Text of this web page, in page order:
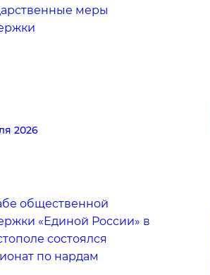
меры
2026
общественной
«Единой России» в
состоялся
по нардам